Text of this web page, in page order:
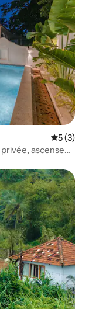
5 (3)
ascenseur